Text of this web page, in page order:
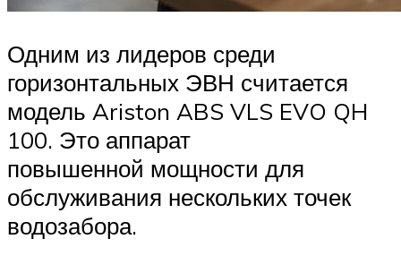
Одним из лидеров среди
горизонтальных ЭВН считается
модель Ariston ABS VLS EVO QH
100. Это аппарат
повышенной мощности для
обслуживания нескольких точек
водозабора.